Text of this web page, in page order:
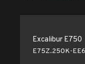
Excalibur E750
E75Z.250K-